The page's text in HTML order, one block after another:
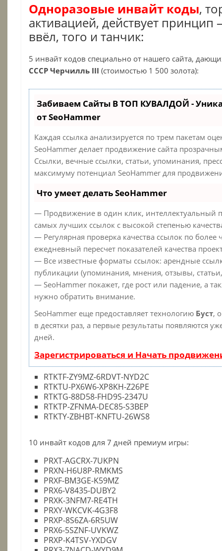
Одноразовые инвайт коды,
активацией, действует принцип
ввёл, того и танчик:
5 инвайт кодов специально от нашего сайта,
СССР Черчилль III (стоимостью 1 500 золота):
Забиваем Сайты В ТОП КУВАЛДОЙ -
от SeoHammer
Каждая ссылка анализируется по трем пакетам
SeoHammer делает продвижение сайта
Ссылки, вечные ссылки, статьи, упоминания,
максимуму потенциал SeoHammer для
Что умеет делать SeoHammer
— Продвижение в один клик, интеллектуальный
самых лучших ссылок с высокой степенью
— Регулярная проверка качества ссылок по более
ежедневный пересчет показателей качества
— Все известные форматы ссылок: арендные
публикации (упоминания, мнения, отзывы,
— SeoHammer покажет, где рост или падение, а
нужно обратить внимание.
SeoHammer еще предоставляет технологию Буст,
в десятки раз, а первые результаты появляются
дней.
Зарегистрироваться и Начать
RTKTF-ZY9MZ-6RDVT-NYD2C
RTKTU-PX6W6-XP8KH-Z26PE
RTKTG-88D58-FHD9S-2347U
RTKTP-ZFNMA-DEC85-S3BEP
RTKTY-ZBHBT-KNFTU-26WS8
10 инвайт кодов для 7 дней премиум игры:
PRXT-AGCRX-7UKPN
PRXN-H6U8P-RMKMS
PRXF-BM3GE-K59MZ
PRX6-V8435-DUBY2
PRXK-3NFM7-RE4TH
PRXY-WKCVK-4G3F8
PRXP-8S6ZA-6R5UW
PRX6-5SZNF-UVKWZ
PRXP-K4TSV-YXDGV